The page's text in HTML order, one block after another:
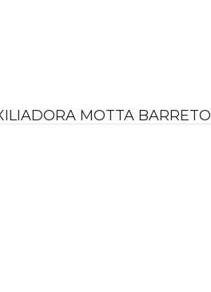
MOTTA BARRETO